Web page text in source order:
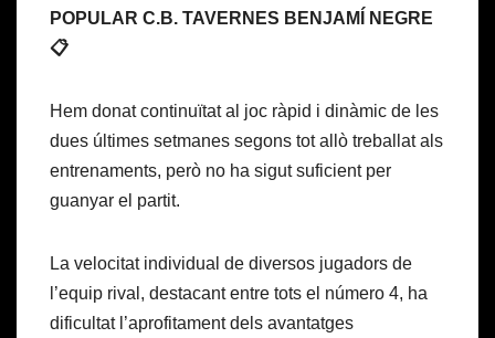
POPULAR C.B. TAVERNES BENJAMÍ NEGRE
📋
Hem donat continuïtat al joc ràpid i dinàmic de les
dues últimes setmanes segons tot allò treballat als
entrenaments, però no ha sigut suficient per
guanyar el partit.
La velocitat individual de diversos jugadors de
l’equip rival, destacant entre tots el número 4, ha
dificultat l’aprofitament dels avantatges